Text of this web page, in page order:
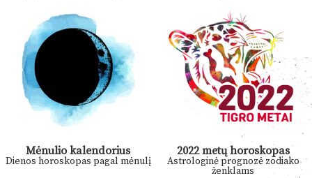
Mėnulio kalendorius
Dienos horoskopas pagal mėnulį
2022 metų horoskopas
Astrologinė prognozė zodiako
ženklams